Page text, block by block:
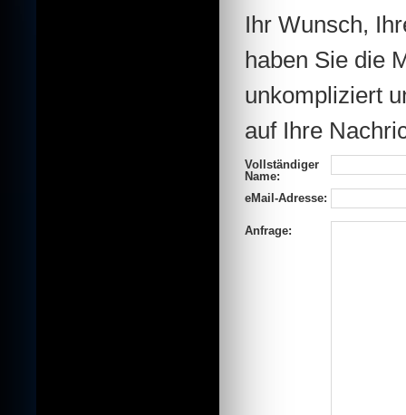
Ihr Wunsch,
haben Sie die
unkompliziert
auf Ihre
Vollständiger
Name:
eMail-Adresse:
Anfrage: